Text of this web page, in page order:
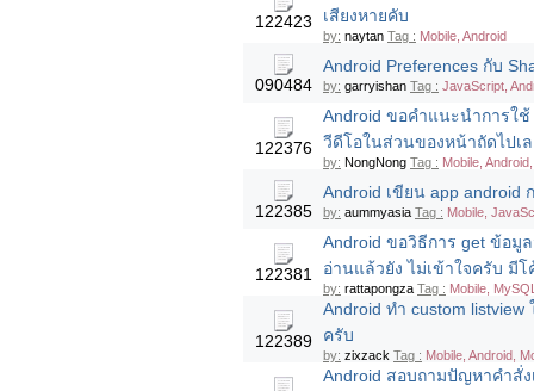
122423
เสียงหายคับ
by: naytan Tag : Mobile, Android
090484
Android Preferences กับ
by: garryishan Tag : JavaScript,
122376
Android ขอคำแนะนำการใ
วีดีโอในส่วนของหน้าถัดไปเ
by: NongNong Tag : Mobile,
122385
Android เขียน app android
by: aummyasia Tag : Mobile,
122381
Android ขอวิธีการ get ข้อมู
อ่านแล้วยัง ไม่เข้าใจครับ มี
by: rattapongza Tag : Mobile,
122389
Android ทำ custom
ครับ
by: zixzack Tag : Mobile, Android,
Android สอบถามปัญหาคำสั่